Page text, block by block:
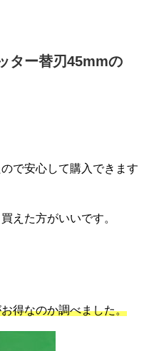
ター替刃45mmの
で安心して購入できます
えた方がいいです。
得なのか調べました。